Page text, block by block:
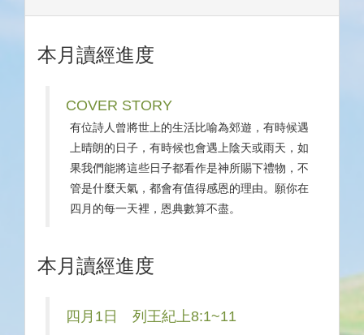
本月讀經進度
COVER STORY
有位詩人曾將世上的生活比喻為郊遊，有時候遇
上晴朗的日子，有時候也會遇上陰天或雨天，如
果我們能將這些日子都看作是神所賜下禮物，不
管是什麼天氣，都會有值得感恩的理由。願你在
四月的每一天裡，恩典數算不盡。
本月讀經進度
四月1日 列王紀上8:1~11